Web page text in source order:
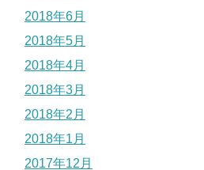
2018年6月
2018年5月
2018年4月
2018年3月
2018年2月
2018年1月
2017年12月